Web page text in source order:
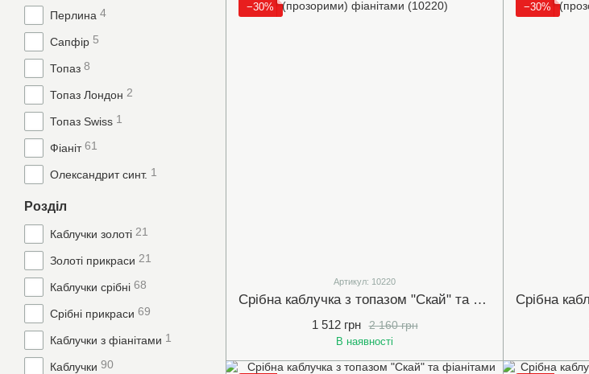
−30%
Артикул: 10220
Срібна каблучка з топазом "Скай" та білими (прозорими) фіанітами (10220)
2 160 грн
1 512 грн
В наявності
−30%
Перлина 4
Сапфір 5
Топаз 8
Топаз Лондон 2
Топаз Swiss 1
Фіаніт 61
Олександрит синт. 1
Розділ
Каблучки золоті 21
Золоті прикраси 21
Каблучки срібні 68
Срібні прикраси 69
Каблучки з фіанітами 1
Каблучки 90